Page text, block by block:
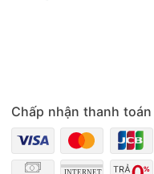
Chấp nhận thanh toán